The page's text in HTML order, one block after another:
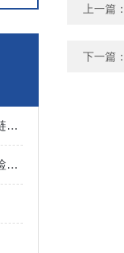
Millipore发光液的制备工艺：全链路质控保障检测性能稳定
Millipore发光液：多场景高灵敏检测的核心试剂支撑
上一篇
下一篇